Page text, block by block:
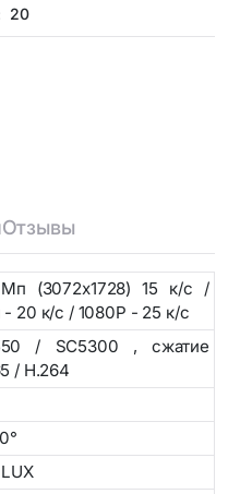
20
Отзывы
(3072x1728) 15 к/с /
20 к/с / 1080Р - 25 к/с
/ SC5300 , сжатие
/ H.264